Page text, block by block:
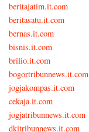
beritajatim.it.com
beritasatu.it.com
bernas.it.com
bisnis.it.com
brilio.it.com
bogortribunnews.it.com
jogjakompas.it.com
cekaja.it.com
jogjatribunnews.it.com
dkitribunnews.it.com